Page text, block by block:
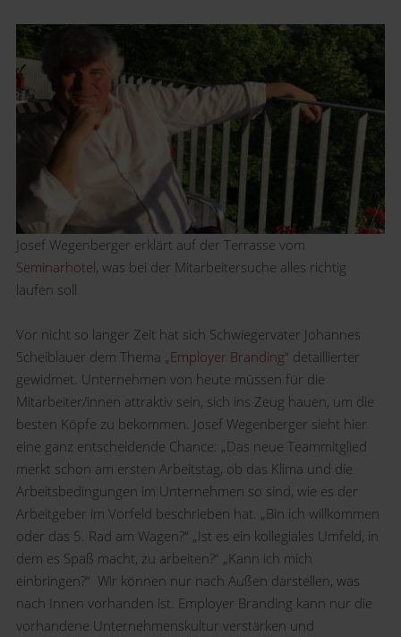
Josef Wegenberger erklärt auf der Terrasse vom
Seminarhotel, was bei der Mitarbeitersuche alles richtig
laufen soll
Vor nicht so langer Zeit hat sich Schwiegervater Johannes
Scheiblauer dem Thema „Employer Branding“ detaillierter
gewidmet. Unternehmen von heute müssen für die
Mitarbeiter/innen attraktiv sein, sich ins Zeug hauen, um die
besten Köpfe zu bekommen. Josef Wegenberger sieht hier
eine ganz entscheidende Chance: „Das neue Teammitglied
merkt schon am ersten Arbeitstag, ob das Klima und die
Arbeitsbedingungen im Unternehmen so sind, wie es der
Arbeitgeber im Vorfeld beschrieben hat. „Bin ich willkommen
oder das 5. Rad am Wagen?“ „Ist es ein kollegiales Umfeld, in
dem es Spaß macht, zu arbeiten?“ „Kann ich mich
einbringen?“ Wir können nur nach Außen darstellen, was
nach Innen vorhanden ist. Employer Branding kann nur die
vorhandene Unternehmenskultur verstärken und